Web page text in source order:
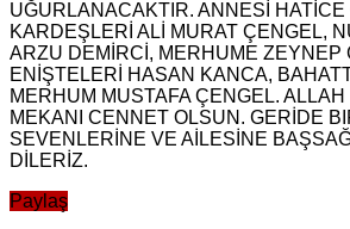
UĞURLANACAKTIR. ANNESİ HATİCE
KARDEŞLERİ ALİ MURAT ÇENGEL,
ARZU DEMİRCİ, MERHUME ZEYNEP
ENİŞTELERİ HASAN KANCA,
MERHUM MUSTAFA ÇENGEL.
MEKANI CENNET OLSUN. GERİDE
SEVENLERİNE VE AİLESİNE
DİLERİZ.
Paylaş